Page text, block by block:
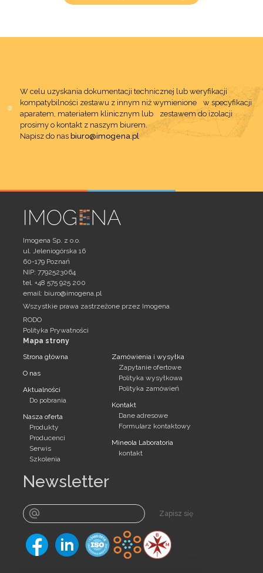
W celu uzyskania dokumentacji technicznej lub weryfikacji
kompatybilności zestawu z innym niż wymienione w specyfikacji
aparatem, materiałem klinicznym lub zestawem do izolacji
prosimy o kontakt z naszym biurem.
Napisz do nas biuro@imogena.pl
Imogena Sp. z o.o.
ul. Jeleniogórska 16
60-179 Poznań
NIP: 7792523064
tel. +48 575 925 200
email: biuro@imogena.pl
Wszystkie prawa zastrzeżone przez Imogena
RODO
Polityka Prywatności
Mapa strony
Strona główna
O nas
Aktualności
Do pobrania
Nasza oferta
Produkty
Producenci
Serwis
Szkolenia
Zamówienia i wysyłka
Zapytanie ofertowe
Polityka wysyłkowa
Polityka zamówień
Kontakt
Dane adresowe
Formularz kontaktowy
Mineola Laboratoria
kontakt
Newsletter
Zapisz się